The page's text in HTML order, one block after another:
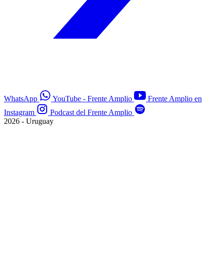
WhatsApp YouTube - Frente Amplio
Frente Amplio en
Instagram
Podcast del Frente Amplio
2026 - Uruguay